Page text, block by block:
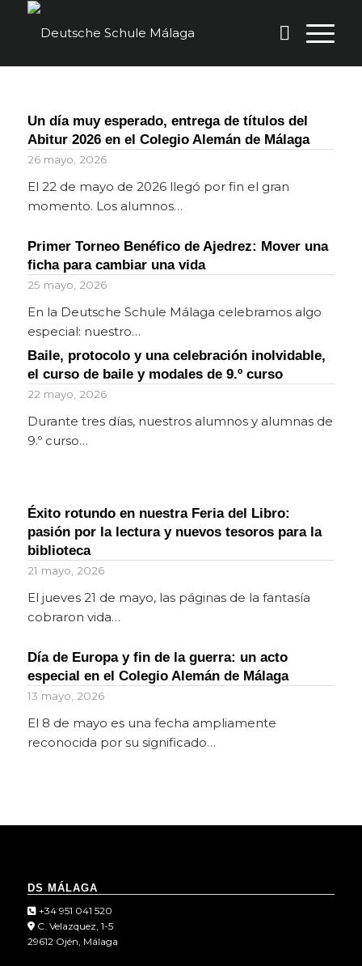
Un día muy esperado, entrega de títulos del
Abitur 2026 en el Colegio Alemán de Málaga
26 mayo, 2026
El 22 de mayo de 2026 llegó por fin el gran
momento. Los alumnos…
Primer Torneo Benéfico de Ajedrez: Mover una
ficha para cambiar una vida
25 mayo, 2026
En la Deutsche Schule Málaga celebramos algo
especial: nuestro…
Baile, protocolo y una celebración inolvidable,
el curso de baile y modales de 9.º curso
22 mayo, 2026
Durante tres días, nuestros alumnos y alumnas de
9.º curso…
Éxito rotundo en nuestra Feria del Libro:
pasión por la lectura y nuevos tesoros para la
biblioteca
21 mayo, 2026
El jueves 21 de mayo, las páginas de la fantasía
cobraron vida…
Día de Europa y fin de la guerra: un acto
especial en el Colegio Alemán de Málaga
13 mayo, 2026
El 8 de mayo es una fecha ampliamente
reconocida por su significado…
DS MÁLAGA
+34 951 041 520
C. Velazquez, 1-5
29612 Ojén, Málaga